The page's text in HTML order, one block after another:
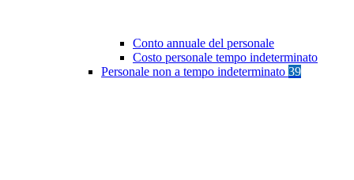
Conto annuale del personale
Costo personale tempo indeterminato
Personale non a tempo indeterminato 39